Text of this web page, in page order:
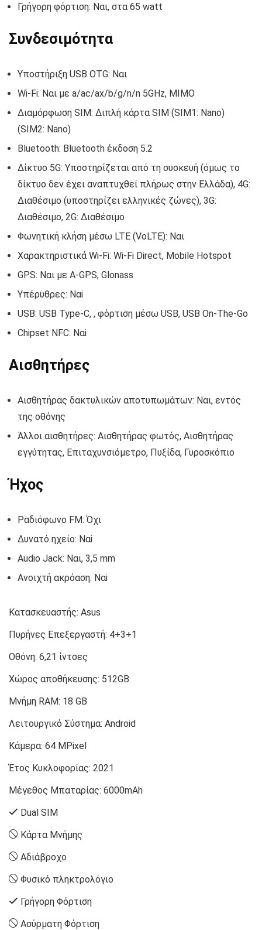
Γρήγορη φόρτιση: Ναι, στα 65 watt
Συνδεσιμότητα
Υποστήριξη USB OTG: Ναι
Wi-Fi: Ναι με a/ac/ax/b/g/n/n 5GHz, MIMO
Διαμόρφωση SIM: Διπλή κάρτα SIM (SIM1: Nano)
(SIM2: Nano)
Bluetooth: Bluetooth έκδοση 5.2
Δίκτυο 5G: Υποστηρίζεται από τη συσκευή (όμως το
δίκτυο δεν έχει αναπτυχθεί πλήρως στην Ελλάδα), 4G:
Διαθέσιμο (υποστηρίζει ελληνικές ζώνες), 3G:
Διαθέσιμο, 2G: Διαθέσιμο
Φωνητική κλήση μέσω LTE (VoLTE): Ναι
Χαρακτηριστικά Wi-Fi: Wi-Fi Direct, Mobile Hotspot
GPS: Ναι με A-GPS, Glonass
Υπέρυθρες: Ναi
USB: USB Type-C, , φόρτιση μέσω USB, USB On-The-Go
Chipset NFC: Ναi
Αισθητήρες
Αισθητήρας δακτυλικών αποτυπωμάτων: Ναι, εντός
της οθόνης
Άλλοι αισθητήρες: Αισθητήρας φωτός, Αισθητήρας
εγγύτητας, Επιταχυνσιόμετρο, Πυξίδα, Γυροσκόπιο
Ήχος
Ραδιόφωνο FM: Όχι
Δυνατό ηχείο: Ναi
Audio Jack: Ναι, 3,5 mm
Ανοιχτή ακρόαση: Ναi
Κατασκευαστής: Asus
Πυρήνες Επεξεργαστή: 4+3+1
Οθόνη: 6,21 ίντσες
Χώρος αποθήκευσης: 512GB
Μνήμη RAM: 18 GB
Λειτουργικό Σύστημα: Android
Κάμερα: 64 MPixel
Έτος Κυκλοφορίας: 2021
Μέγεθος Μπαταρίας: 6000mAh
Dual SIM
Κάρτα Μνήμης
Αδιάβροχο
Φυσικό πληκτρολόγιο
Γρήγορη Φόρτιση
Ασύρματη Φόρτιση